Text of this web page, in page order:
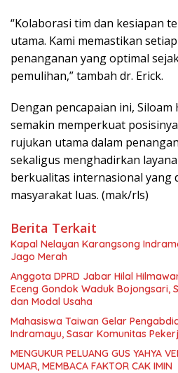
“Kolaborasi tim dan kesiapan
utama. Kami memastikan
penanganan yang optimal
pemulihan,” tambah dr. Erick.
Dengan pencapaian ini,
semakin memperkuat
rujukan utama dalam
sekaligus menghadirkan
berkualitas internasional yang
masyarakat luas. (mak/rls)
Berita Terkait
Kapal Nelayan Karangsong
Jago Merah
Anggota DPRD Jabar Hilal
Eceng Gondok Waduk Bojongsari,
dan Modal Usaha
Mahasiswa Taiwan Gelar
Indramayu, Sasar Komunitas
MENGUKUR PELUANG GUS YAHYA
UMAR, MEMBACA FAKTOR CAK IMIN